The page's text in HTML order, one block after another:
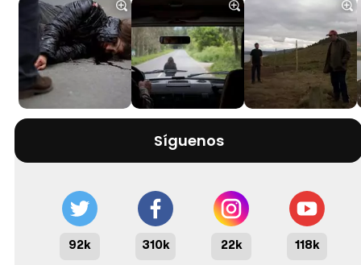
Síguenos
92k 310k 22k 118k